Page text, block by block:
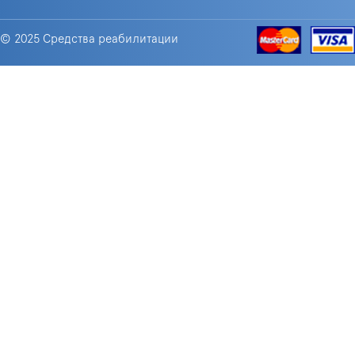
© 2025 Средства реабилитации